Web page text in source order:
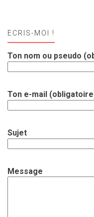
ECRIS-MOI !
Ton nom ou pseudo
Ton e-mail
Sujet
Message